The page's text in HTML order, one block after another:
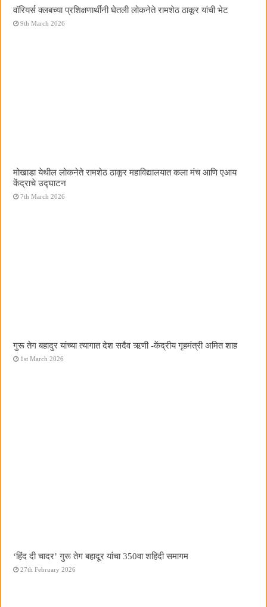
वॉरियर्स क्लबच्या प्रशिक्षणार्थींनी घेतली लोकनेते रामशेठ ठाकूर यांची भेट
9th March 2026
मोखाडा येथील लोकनेते रामशेठ ठाकूर महाविद्यालयात कला मंच आणि एआय
केंद्राचे उद्घाटन
7th March 2026
गुरू तेग बहादुर यांच्या त्यागात देश सदैव ऋणी -केंद्रीय गृहमंत्री अमित शाह
1st March 2026
‘हिंद दी चादर’ गुरू तेग बहादूर यांचा 350वा शहिदी समागम
27th February 2026